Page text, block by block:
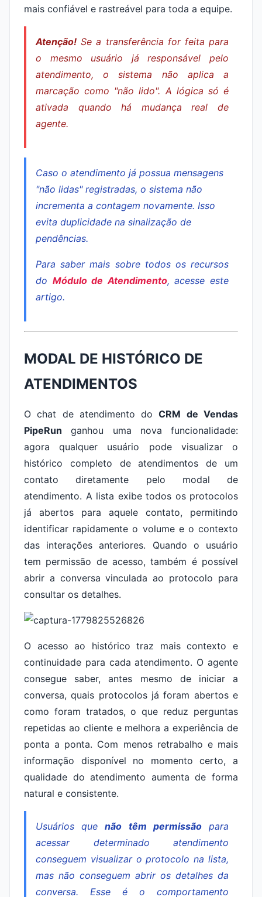
mais confiável e rastreável para toda a equipe.
Atenção! Se a transferência for feita para
o mesmo usuário já responsável pelo
atendimento, o sistema não aplica a
marcação como "não lido". A lógica só é
ativada quando há mudança real de
agente.
Caso o atendimento já possua mensagens
"não lidas" registradas, o sistema não
incrementa a contagem novamente. Isso
evita duplicidade na sinalização de
pendências.
Para saber mais sobre todos os recursos
do Módulo de Atendimento, acesse este
artigo.
MODAL DE HISTÓRICO DE
ATENDIMENTOS
O chat de atendimento doCRM de Vendas
PipeRun ganhou uma nova funcionalidade:
agora qualquer usuário pode visualizar o
histórico completo de atendimentos de um
contato diretamente pelo modal de
atendimento. A lista exibe todos os protocolos
já abertos para aquele contato, permitindo
identificar rapidamente o volume e o contexto
das interações anteriores. Quando o usuário
tem permissão de acesso, também é possível
abrir a conversa vinculada ao protocolo para
consultar os detalhes.
O acesso ao histórico traz mais contexto e
continuidade para cada atendimento. O agente
consegue saber, antes mesmo de iniciar a
conversa, quais protocolos já foram abertos e
como foram tratados, o que reduz perguntas
repetidas ao cliente e melhora a experiência de
ponta a ponta. Com menos retrabalho e mais
informação disponível no momento certo, a
qualidade do atendimento aumenta de forma
natural e consistente.
Usuários quenão têm permissãopara
acessar determinado atendimento
conseguem visualizar o protocolo na lista,
mas não conseguem abrir os detalhes da
conversa. Esse é o comportamento